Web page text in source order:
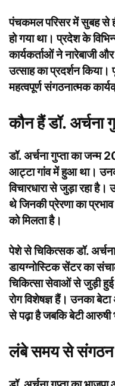
पंचकमल परिसर में सुबह से
हो गया था। प्रदेश के
कार्यकर्ताओं ने नारेबाजी
उत्साह का प्रदर्शन
महत्वपूर्ण संगठनात्मक
कौन हैं डॉ. अर्चना
डॉ. अर्चना गुप्ता का जन्म
आट्टा गांव में हुआ था।
विचारधारा से जुड़ा रहा
थे जिनकी प्रेरणा का
को मिलता है।
पेशे से चिकित्सक डॉ.
डायग्नोस्टिक सेंटर का
चिकित्सा सेवाओं से जुड़ी
रोग विशेषज्ञ हैं। उनका
से पढ़ा है जबकि बेटी आरुषी
लंबे समय से संगठन